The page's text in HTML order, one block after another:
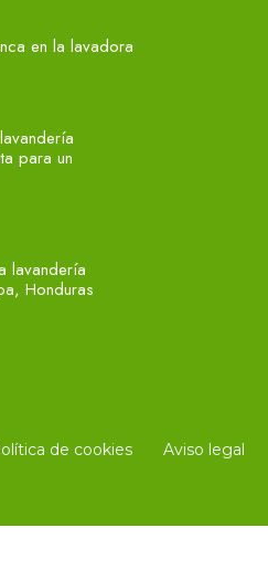
en la lavadora
para un
lavandería
Honduras
de cookies Aviso legal